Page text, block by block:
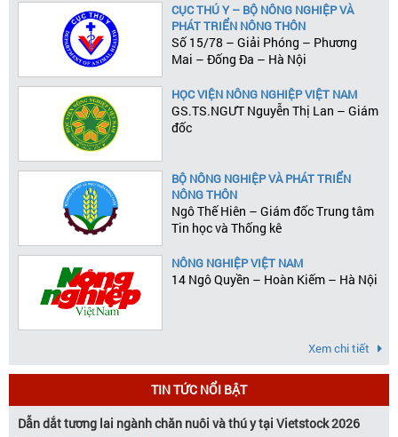
CỤC THÚ Y – BỘ NÔNG NGHIỆP VÀ
PHÁT TRIỂN NÔNG THÔN
Số 15/78 – Giải Phóng – Phương
Mai – Đống Đa – Hà Nội
HỌC VIỆN NÔNG NGHIỆP VIỆT NAM
GS.TS.NGƯT Nguyễn Thị Lan – Giám
đốc
BỘ NÔNG NGHIỆP VÀ PHÁT TRIỂN
NÔNG THÔN
Ngô Thế Hiên – Giám đốc Trung tâm
Tin học và Thống kê
NÔNG NGHIỆP VIỆT NAM
14 Ngô Quyền – Hoàn Kiếm – Hà Nội
Xem chi tiết
TIN TỨC NỔI BẬT
Dẫn dắt tương lai ngành chăn nuôi và thú y tại Vietstock 2026